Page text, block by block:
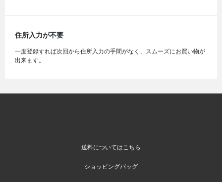
住所入力が不要
一度登録すれば次回から住所入力の手間がなく、スムーズにお買い物が
出来ます。
送料についてはこちら
ショッピングバッグ